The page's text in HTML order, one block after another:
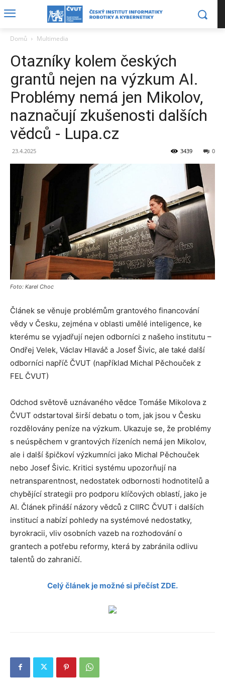
Domů Multimedia
Otazníky kolem českých
grantů nejen na výzkum AI.
Problémy nemá jen Mikolov,
naznačují zkušenosti dalších
vědců - Lupa.cz
23.4.2025 0
3439
Foto: Karel Choc
Článek se věnuje problémům grantového financování
vědy v Česku, zejména v oblasti umělé inteligence, ke
kterému se vyjadřují nejen odborníci z našeho institutu –
Ondřej Velek, Václav Hlaváč a Josef Šivic, ale také další
odborníci napříč ČVUT (například Michal Pěchouček z
FEL ČVUT)
Odchod světově uznávaného vědce Tomáše Mikolova z
ČVUT odstartoval širší debatu o tom, jak jsou v Česku
rozdělovány peníze na výzkum. Ukazuje se, že problémy
s neúspěchem v grantových řízeních nemá jen Mikolov,
ale i další špičkoví výzkumníci jako Michal Pěchouček
nebo Josef Šivic. Kritici systému upozorňují na
netransparentnost, nedostatek odbornosti hodnotitelů a
chybějící strategii pro podporu klíčových oblastí, jako je
AI. Článek přináší názory vědců z CIIRC ČVUT i dalších
institucí a nabízí pohledy na systémové nedostatky,
byrokracii, vliv osobních vazeb na rozhodování o
grantech a potřebu reformy, která by zabránila odlivu
talentů do zahraničí.
Celý článek je možné si přečíst ZDE.